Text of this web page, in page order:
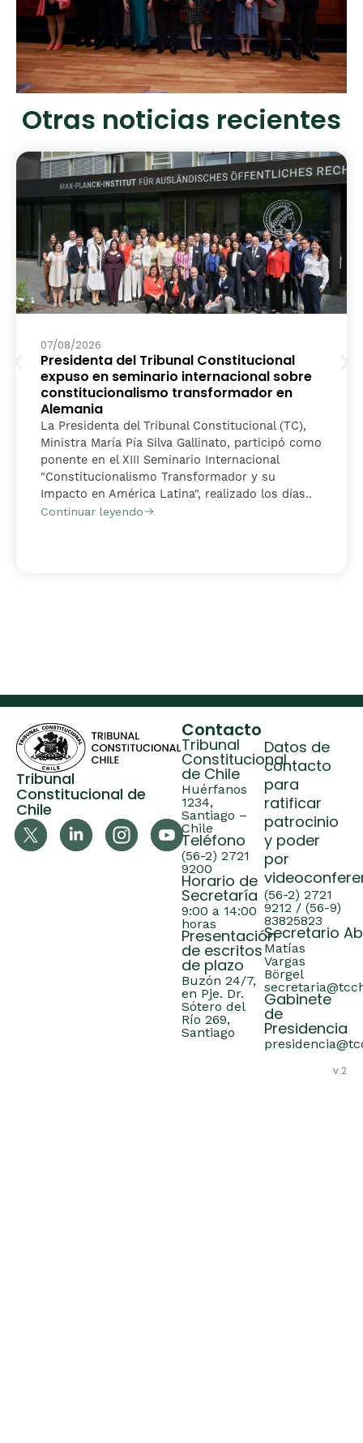
Otras noticias recientes
07/08/2026
Presidenta del Tribunal Constitucional
expuso en seminario internacional sobre
constitucionalismo transformador en
Alemania
La Presidenta del Tribunal Constitucional (TC),
Ministra María Pía Silva Gallinato, participó como
ponente en el XIII Seminario Internacional
"Constitucionalismo Transformador y su
Impacto en América Latina", realizado los días..
Continuar leyendo
Tribunal
Constitucional de
Chile
Contacto
Tribunal
Constitucional
de Chile
Huérfanos
1234,
Santiago –
Chile
Teléfono
(56-2) 2721
9200
Horario de
Secretaría
9:00 a 14:00
horas
Presentación
de escritos
de plazo
Buzón 24/7,
en Pje. Dr.
Sótero del
Río 269,
Santiago
Datos de
contacto
para
ratificar
patrocinio
y poder
por
(56-2) 2721
9212 / (56-9)
83825823
Secretario
Matías
Vargas
Börgel
Gabinete
de
Presidencia
v.2